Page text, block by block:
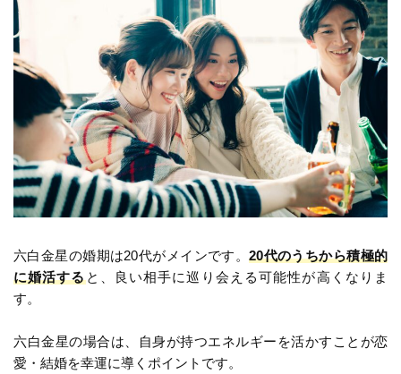
六白金星の婚期は20代がメインです。20代のうちから積極的
に婚活すると、良い相手に巡り会える可能性が高くなりま
す。
六白金星の場合は、自身が持つエネルギーを活かすことが恋
愛・結婚を幸運に導くポイントです。